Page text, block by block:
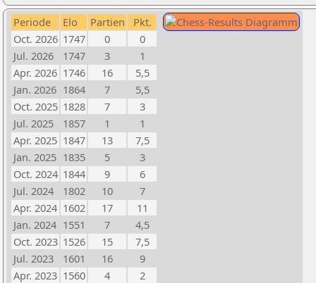
Periode Elo Partien
Pkt.
Oct. 2026 1747 0
0
Jul. 2026
1747 3
1
Apr. 2026 1746 16
5,5
Jan. 2026 1864 7
5,5
Oct. 2025 1828 7
3
Jul. 2025
1857 1
1
Apr. 2025 1847 13
7,5
Jan. 2025 1835 5
3
Oct. 2024 1844 9
6
Jul. 2024
1802 10
7
Apr. 2024 1602 17
11
Jan. 2024 1551 7
4,5
Oct. 2023 1526 15
7,5
Jul. 2023
1601 16
9
Apr. 2023 1560 4
2